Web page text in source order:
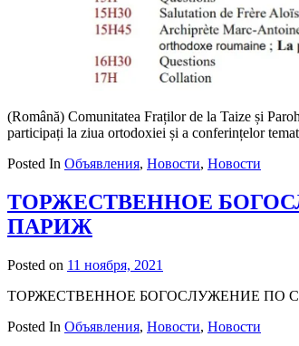
(Română) Comunitatea Fraților de la Taize și
participați la ziua ortodoxiei și a conferințelor
Posted In Объявления, Новости, Новости
ТОРЖЕСТВЕННОЕ
ПАРИЖ
Posted on 11 ноября, 2021
ТОРЖЕСТВЕННОЕ БОГОСЛУЖЕНИЕ ПО
Posted In Объявления, Новости, Новости